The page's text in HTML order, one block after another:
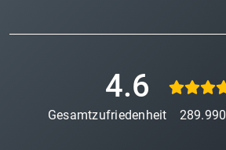
4.6
Gesamtzufriedenheit 289.990